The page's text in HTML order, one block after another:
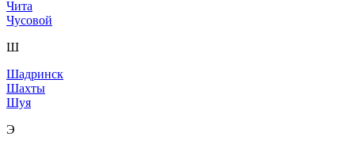
Чита
Чусовой
Ш
Шадринск
Шахты
Шуя
Э